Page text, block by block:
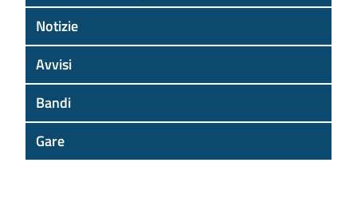
Notizie
Avvisi
Bandi
Gare